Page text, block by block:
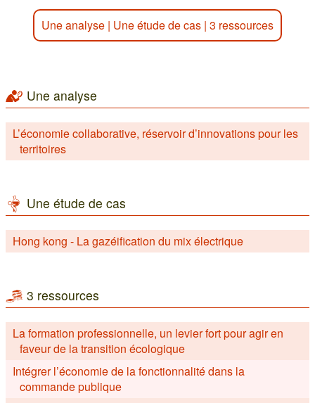
Une analyse | Une étude de cas | 3 ressources
Une analyse
L’économie collaborative, réservoir d’innovations pour les
territoires
Une étude de cas
Hong kong - La gazéification du mix électrique
3 ressources
La formation professionnelle, un levier fort pour agir en
faveur de la transition écologique
Intégrer l’économie de la fonctionnalité dans la
commande publique